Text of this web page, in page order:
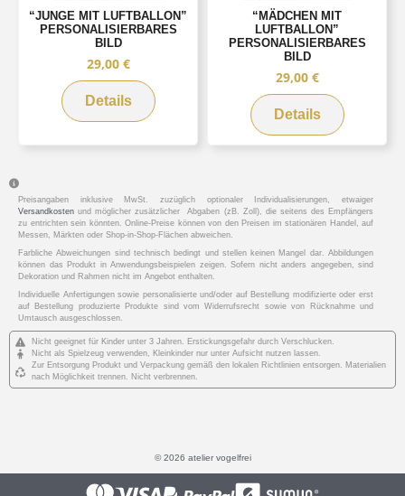
“JUNGE MIT LUFTBALLON”
PERSONALISIERBARES
BILD
29,00 €
Details
“MÄDCHEN MIT
LUFTBALLON”
PERSONALISIERBARES
BILD
29,00 €
Details
Preisangaben inklusive MwSt. zuzüglich optionaler Individualisierungen, etwaiger
Versandkosten und möglicher zusätzlicher Abgaben (zB. Zoll), die seitens des Empfängers
zu entrichten sein könnten. Online-Preise können von den Preisen im stationären Handel, auf
Messen, Märkten oder Shop-in-Shop-Flächen abweichen.
Farbliche Abweichungen sind technisch bedingt und stellen keinen Mangel dar. Abbildungen
können das Produkt in Anwendungsbeispielen zeigen. Sofern nicht anders angegeben, sind
Dekoration und Rahmen nicht im Angebot enthalten.
Individuelle Anfertigungen sowie personalisierte und/oder auf Bestellung modifizierte oder erst
auf Bestellung produzierte Produkte sind vom Widerrufsrecht sowie von Rücknahme und
Umtausch ausgeschlossen.
Nicht geeignet für Kinder unter 3 Jahren. Erstickungsgefahr durch Verschlucken.
Nicht als Spielzeug verwenden, Kleinkinder nur unter Aufsicht nutzen lassen.
Zur Entsorgung Produkt und Verpackung gemäß den lokalen Richtlinien entsorgen. Materialien
nach Möglichkeit trennen. Nicht verbrennen.
© 2026 atelier vogelfrei